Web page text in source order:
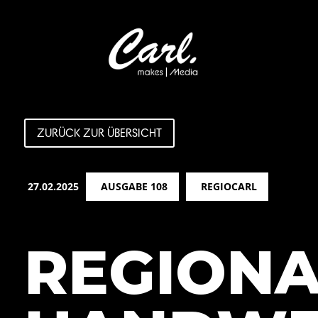
ZURÜCK ZUR ÜBERSICHT
27.02.2025 AUSGABE 108 REGIOCARL